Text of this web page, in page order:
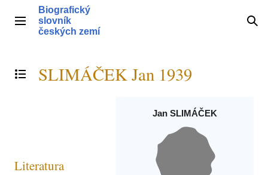
obsahHlavní menu
Biografický
slovník
českých zemí
Přepnout obsah
SLIMÁČEK Jan 1939
Jan SLIMÁČEK
Literatura